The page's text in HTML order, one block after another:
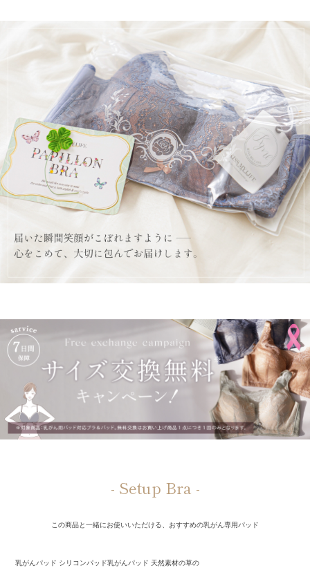
- Setup Bra -
この商品と一緒にお使いいただける、おすすめの乳がん専用パッド
乳がんパッド シリコンパッド乳がんパッド 天然素材の草の